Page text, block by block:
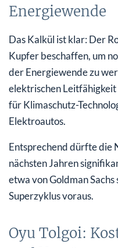
Energiewende
Das Kalkül ist klar: Der
Kupfer beschaffen, um
der Energiewende zu
elektrischen Leitfähigkeit
für Klimaschutz-
Elektroautos.
Entsprechend dürfte die
nächsten Jahren
etwa von Goldman
Superzyklus voraus.
Oyu Tolgoi: